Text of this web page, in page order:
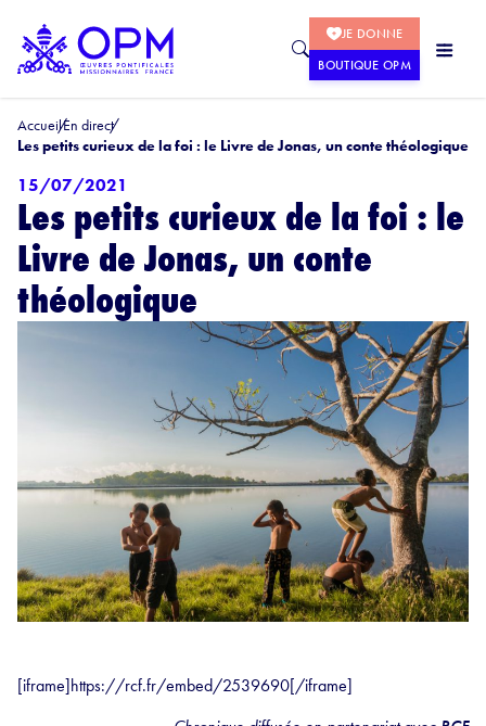
JE DONNE
BOUTIQUE OPM
AccueilEn direct
Les petits curieux de la foi : le Livre de Jonas, un conte théologique
15/07/2021
Les petits curieux de la foi : le
Livre de Jonas, un conte
théologique
[iframe]https://rcf.fr/embed/2539690[/iframe]